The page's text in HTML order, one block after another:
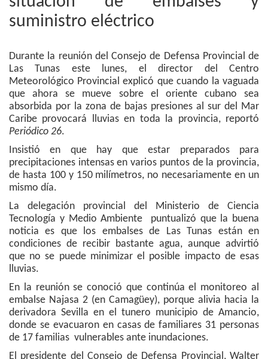
suministro eléctrico
Durante la reunión del Consejo de Defensa Provincial de
Las Tunas este lunes, el director del Centro
Meteorológico Provincial explicó que cuando la vaguada
que ahora se mueve sobre el oriente cubano sea
absorbida por la zona de bajas presiones al sur del Mar
Caribe provocará lluvias en toda la provincia, reportó
Periódico 26.
Insistió en que hay que estar preparados para
precipitaciones intensas en varios puntos de la provincia,
de hasta 100 y 150 milímetros, no necesariamente en un
mismo día.
La delegación provincial del Ministerio de Ciencia
Tecnología y Medio Ambiente puntualizó que la buena
noticia es que los embalses de Las Tunas están en
condiciones de recibir bastante agua, aunque advirtió
que no se puede minimizar el posible impacto de esas
lluvias.
En la reunión se conoció que continúa el monitoreo al
embalse Najasa 2 (en Camagüey), porque alivia hacia la
derivadora Sevilla en el tunero municipio de Amancio,
donde se evacuaron en casas de familiares 31 personas
de 17 familias vulnerables ante inundaciones.
El presidente del Consejo de Defensa Provincial, Walter